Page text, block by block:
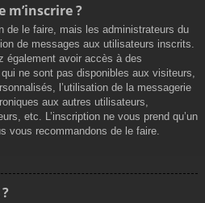
m’inscrire ?
de le faire, mais les administrateurs du
de messages aux utilisateurs inscrits.
également avoir accès à des
ne sont pas disponibles aux visiteurs,
l’utilisation de la messagerie
aux autres utilisateurs,
etc. L’inscription ne vous prend qu’un
vous recommandons de le faire.